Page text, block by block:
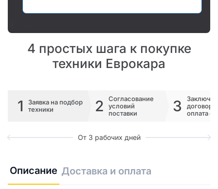
4 простых шага к покупке
техники Еврокара
1
Заявка на подбор
техники
2
Согласование
условий
поставки
3
договора
оплата
От 3 рабочих дней
Описание Доставка и оплата